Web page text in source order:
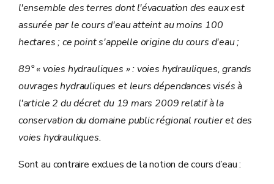
l'ensemble des terres dont l'évacuation des eaux est
assurée par le cours d'eau atteint au moins 100
hectares ; ce point s'appelle origine du cours d'eau ;
89° « voies hydrauliques » : voies hydrauliques, grands
ouvrages hydrauliques et leurs dépendances visés à
l'article 2 du décret du 19 mars 2009 relatif à la
conservation du domaine public régional routier et des
voies hydrauliques.
Sont au contraire exclues de la notion de cours d’eau :